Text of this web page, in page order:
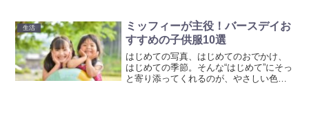
用されることが多いです。しかし、手紙
を送る際に切手を貼り忘れ...
生活
ミッフィーが主役！バースデイお
すすめの子供服10選
はじめての写真、はじめてのおでかけ、
はじめての季節。そんな“はじめて”にそっ
と寄り添ってくれるのが、やさしい色と